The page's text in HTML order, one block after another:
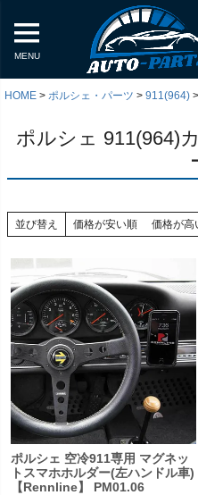
MENU
HOME ポルシェ・パーツ 911(964)
ポルシェ 911(964)
並び替え 価格が安い順 価格が高
ポルシェ 空冷911専用 マグネッ
トスマホホルダー(左ハンドル車)
【Rennline】 PM01.06